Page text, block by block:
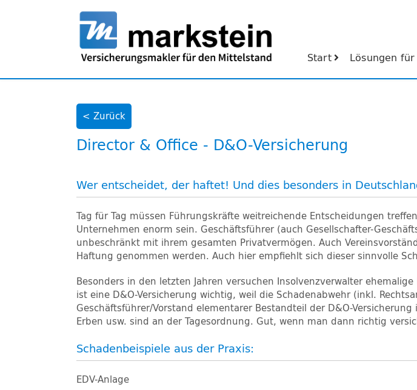
Start Lösungen
< Zurück
Director & Office - D&O-Versicherung
Wer entscheidet, der haftet! Und dies besonders in
Tag für Tag müssen Führungskräfte weitreichende Entscheidungen
Unternehmen enorm sein. Geschäftsführer (auch Gesellschafter-
unbeschränkt mit ihrem gesamten Privatvermögen. Auch
Haftung genommen werden. Auch hier empfiehlt sich dieser sinnvolle
Besonders in den letzten Jahren versuchen Insolvenzverwalter
ist eine D&O-Versicherung wichtig, weil die Schadenabwehr (inkl.
Geschäftsführer/Vorstand elementarer Bestandteil der D&O-
Erben usw. sind an der Tagesordnung. Gut, wenn man dann richtig
Schadenbeispiele aus der Praxis:
EDV-Anlage